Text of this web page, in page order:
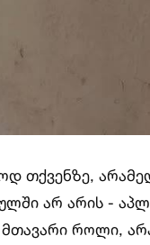
თქვენზე,
არ არის -
როლი,